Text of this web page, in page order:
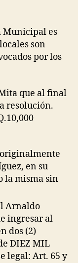
Municipal es
son
por los
que al final
resolución.
en su
la misma sin
Arnaldo
ingresar al
dos (2)
DIEZ MIL
legal: Art. 65 y